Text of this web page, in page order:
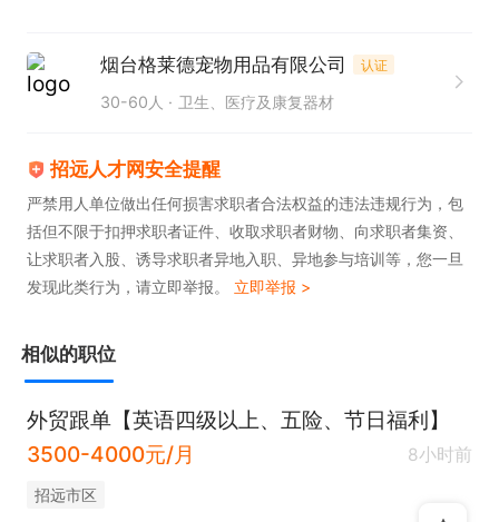
烟台格莱德宠物用品有限公司 认证
30-60人 卫生、医疗及康复器材
招远人才网安全提醒
严禁用人单位做出任何损害求职者合法权益的违法违规行为，包
括但不限于扣押求职者证件、收取求职者财物、向求职者集资、
让求职者入股、诱导求职者异地入职、异地参与培训等，您一旦
发现此类行为，请立即举报。 立即举报 >
相似的职位
外贸跟单【英语四级以上、五险、节日福利】
3500-4000元/月
8小时前
招远市区